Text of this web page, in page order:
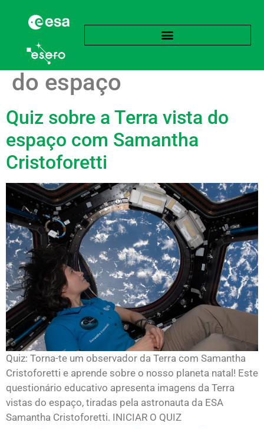
Etiqueta:A Terra vista
do espaço
Quiz sobre a Terra vista do
espaço com Samantha
Cristoforetti
Quiz: Torna-te um observador da Terra com Samantha
Cristoforetti e aprende sobre o nosso planeta natal! Este
questionário educativo apresenta imagens da Terra
vistas do espaço, tiradas pela astronauta da ESA
Samantha Cristoforetti. INICIAR O QUIZ